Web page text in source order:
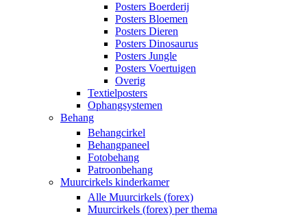
Posters Boerderij
Posters Bloemen
Posters Dieren
Posters Dinosaurus
Posters Jungle
Posters Voertuigen
Overig
Textielposters
Ophangsystemen
Behang
Behangcirkel
Behangpaneel
Fotobehang
Patroonbehang
Muurcirkels kinderkamer
Alle Muurcirkels (forex)
Muurcirkels (forex) per thema